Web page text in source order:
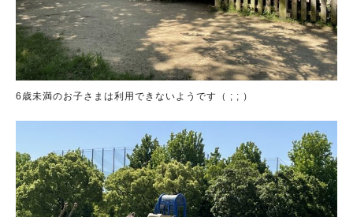
6歳未満のお子さまは利用できないようです（ ; ; ）